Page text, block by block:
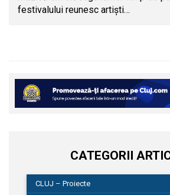
festivalului reunesc artiști…
CATEGORII
CLUJ – Proiecte